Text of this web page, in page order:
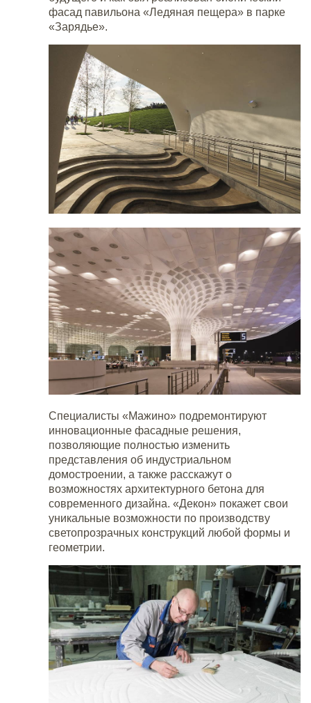
фасад павильона «Ледяная пещера» в парке
«Зарядье».
Специалисты «Мажино» подремонтируют
инновационные фасадные решения,
позволяющие полностью изменить
представления об индустриальном
домостроении, а также расскажут о
возможностях архитектурного бетона для
современного дизайна. «Декон» покажет свои
уникальные возможности по производству
светопрозрачных конструкций любой формы и
геометрии.